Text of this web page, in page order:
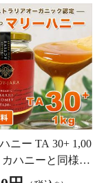
ニー T
マ
健康活
オース
生はち
済